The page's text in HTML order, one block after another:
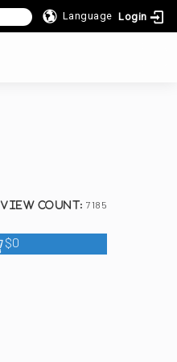
Language Login
View count: 7185
$0